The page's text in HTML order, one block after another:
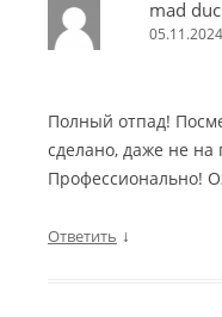
mad
Полный отпад!
сделано, даже не на
Профессионально!
Ответить ↓